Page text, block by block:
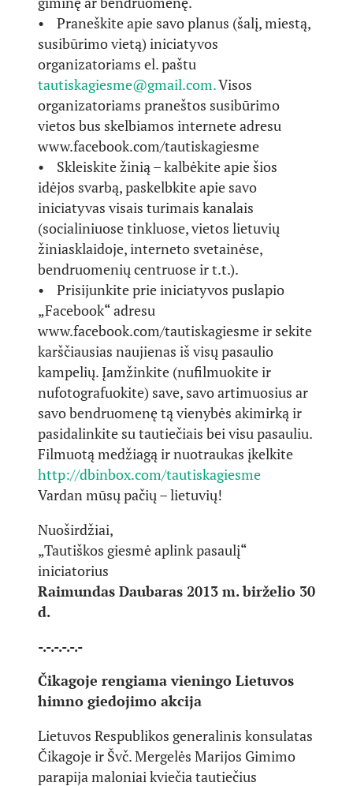
• Praneškite apie savo planus (šalį, miestą,
susibūrimo vietą) iniciatyvos
organizatoriams el. paštu
tautiskagiesme@gmail.com.Visos
organizatoriams praneštos susibūrimo
vietos bus skelbiamos internete adresu
www.facebook.com/tautiskagiesme
• Skleiskite žinią – kalbėkite apie šios
idėjos svarbą, paskelbkite apie savo
iniciatyvas visais turimais kanalais
(socialiniuose tinkluose, vietos lietuvių
žiniasklaidoje, interneto svetainėse,
bendruomenių centruose ir t.t.).
• Prisijunkite prie iniciatyvos puslapio
„Facebook“ adresu
www.facebook.com/tautiskagiesme ir sekite
karščiausias naujienas iš visų pasaulio
kampelių. Įamžinkite (nufilmuokite ir
nufotografuokite) save, savo artimuosius ar
savo bendruomenę tą vienybės akimirką ir
pasidalinkite su tautiečiais bei visu pasauliu.
Filmuotą medžiagą ir nuotraukas įkelkite
http://dbinbox.com/tautiskagiesme
Vardan mūsų pačių – lietuvių!
Nuoširdžiai,
„Tautiškos giesmė aplink pasaulį“
iniciatorius
Raimundas Daubaras 2013 m. birželio 30
d.
-.-.-.-.-.-
Čikagoje rengiama vieningo Lietuvos
himno giedojimo akcija
Lietuvos Respublikos generalinis konsulatas
Čikagoje ir Švč. Mergelės Marijos Gimimo
parapija maloniai kviečia tautiečius